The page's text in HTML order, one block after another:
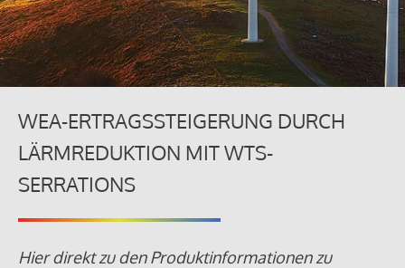
WEA-ERTRAGSSTEIGERUNG DURCH
LÄRMREDUKTION MIT WTS-
SERRATIONS
Hier direkt zu den Produktinformationen zu